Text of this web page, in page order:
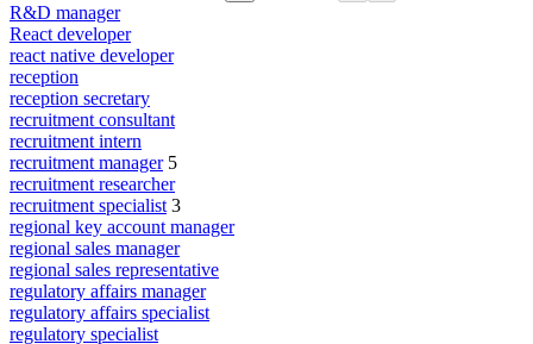
R&D manager
React developer
react native developer
reception
reception secretary
recruitment consultant
recruitment intern
recruitment manager 5
recruitment researcher
recruitment specialist 3
regional key account manager
regional sales manager
regional sales representative
regulatory affairs manager
regulatory affairs specialist
regulatory specialist